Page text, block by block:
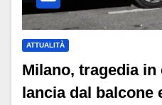
ATTUALITÀ
Milano, tragedia
lancia dal balcone